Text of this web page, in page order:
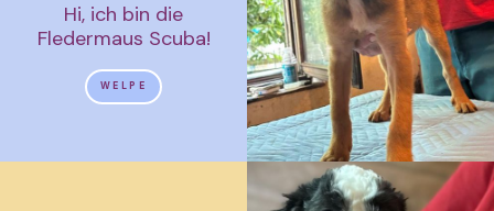
Hi, ich bin die
Fledermaus Scuba!
WELPE